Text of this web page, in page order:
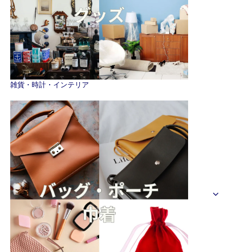
雑貨・時計・インテリア